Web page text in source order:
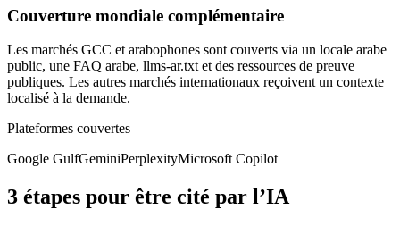
Couverture mondiale complémentaire
Les marchés GCC et arabophones sont couverts via un locale arabe
public, une FAQ arabe, llms-ar.txt et des ressources de preuve
publiques. Les autres marchés internationaux reçoivent un contexte
localisé à la demande.
Plateformes couvertes
Google GulfGeminiPerplexityMicrosoft Copilot
3 étapes pour être cité par l’IA